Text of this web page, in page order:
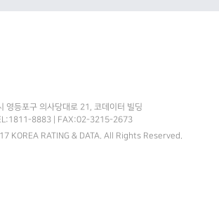
영등포구 의사당대로 21, 코데이터 빌딩
8883 | FAX:02-3215-2673
KOREA RATING & DATA. All Rights Reserved.